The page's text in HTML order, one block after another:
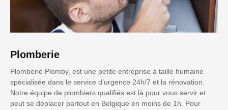
Plomberie
Plomberie Plomby, est une petite entreprise à taille humaine
spécialisée dans le service d’urgence 24h/7 et la rénovation.
Notre équipe de plombiers qualifiés est là pour vous servir et
peut se déplacer partout en Belgique en moins de 1h. Pour